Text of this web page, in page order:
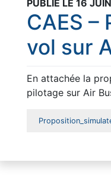
PUBLIÉ LE 16
CAES
vol sur
En attachée la
pilotage sur Air